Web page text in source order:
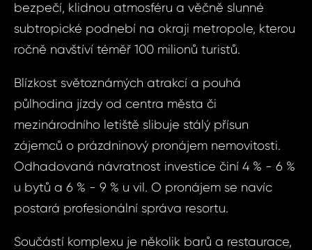
bezpečí, klidnou atmosféru a věčně slunné
subtropické podnebí na okraji metropole, kterou
ročně navštíví téměř 100 milionů turistů.
Blízkost světoznámých atrakcí a pouhá
půlhodina jízdy od centra města či
mezinárodního letiště slibuje stálý přísun
zájemců o prázdninový pronájem nemovitosti.
Odhadovaná návratnost investice činí 4 % - 6 %
u bytů a 6 % - 9 % u vil. O pronájem se navíc
postará profesionální správa resortu.
Součástí komplexu je několik barů a restaurace,